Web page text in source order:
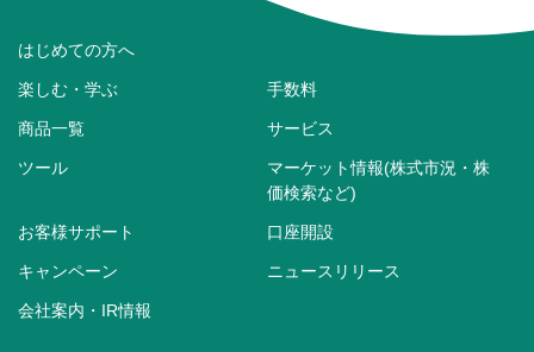
はじめての方へ
楽しむ・学ぶ 手数料
商品一覧 サービス
ツール
マーケット情報(株式市況・株
価検索など)
お客様サポート 口座開設
キャンペーン ニュースリリース
会社案内・IR情報